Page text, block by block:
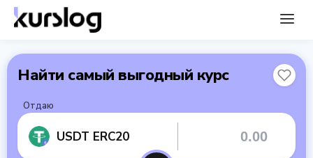
Найти самый выгодный курс
Отдаю
USDT ERC20